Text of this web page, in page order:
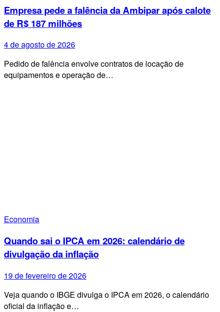
Empresa pede a falência da Ambipar após calote
de R$ 187 milhões
4 de agosto de 2026
Pedido de falência envolve contratos de locação de
equipamentos e operação de…
Economia
Quando sai o IPCA em 2026: calendário de
divulgação da inflação
19 de fevereiro de 2026
Veja quando o IBGE divulga o IPCA em 2026, o calendário
oficial da inflação e…